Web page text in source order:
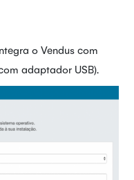
o Vendus com
adaptador USB).